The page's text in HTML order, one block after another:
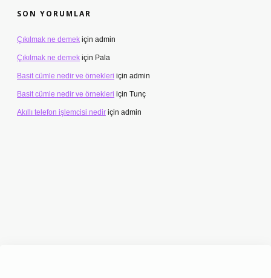
SON YORUMLAR
Çıkılmak ne demek için admin
Çıkılmak ne demek için Pala
Basit cümle nedir ve örnekleri için admin
Basit cümle nedir ve örnekleri için Tunç
Akıllı telefon işlemcisi nedir için admin